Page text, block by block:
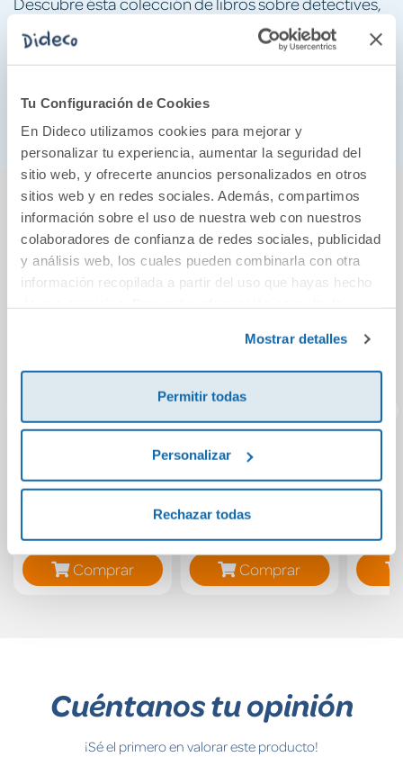
Tu Configuración de Cookies
En Dideco utilizamos cookies para mejorar y
personalizar tu experiencia, aumentar la seguridad del
sitio web, y ofrecerte anuncios personalizados en otros
sitios web y en redes sociales. Además, compartimos
información sobre el uso de nuestra web con nuestros
colaboradores de confianza de redes sociales, publicidad
y análisis web, los cuales pueden combinarla con otra
información recopilada a partir del uso que hayas hecho
Mostrar detalles
Permitir todas
Personalizar
Rechazar todas
acompaña a los personajes Pepe y Maxi que han
decidido abrir una agencia de detectives en la casita
Descubriréis cantidad de aventuras que os hará
disfrutar ¿estáis preparados?
También podría gustarte...
CUEVA DE LOS
Comprar
El libro del invierno
Comprar
Pack
Cuéntanos tu opinión
¡Sé el primero en valorar este producto!